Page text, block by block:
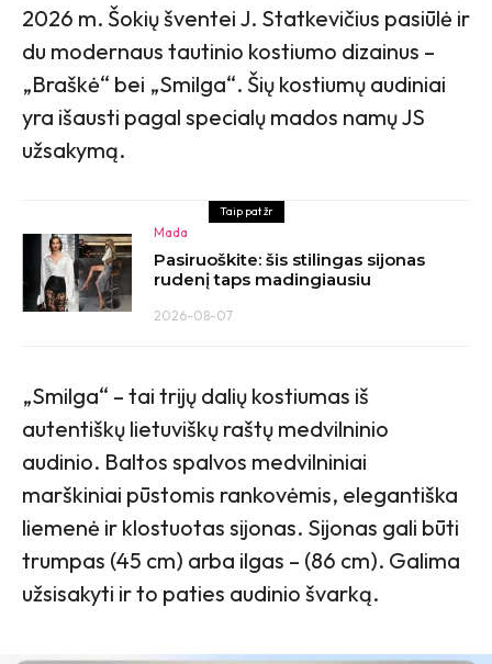
2026 m. Šokių šventei J. Statkevičius pasiūlė ir
du modernaus tautinio kostiumo dizainus –
„Braškė“ bei „Smilga“. Šių kostiumų audiniai
yra išausti pagal specialų mados namų JS
užsakymą.
Taip pat žr
Mada
Pasiruoškite: šis stilingas sijonas
rudenį taps madingiausiu
2026-08-07
„Smilga“ – tai trijų dalių kostiumas iš
autentiškų lietuviškų raštų medvilninio
audinio. Baltos spalvos medvilniniai
marškiniai pūstomis rankovėmis, elegantiška
liemenė ir klostuotas sijonas. Sijonas gali būti
trumpas (45 cm) arba ilgas – (86 cm). Galima
užsisakyti ir to paties audinio švarką.